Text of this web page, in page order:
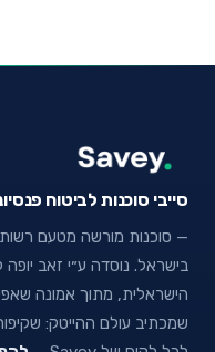
סייבי סוכנות לביטוח פנסיוני (2026)
— סוכנות מורשה מטעם רשות
הישראלית, מתוך אמונה
שמכתיב עולם ההייטק: